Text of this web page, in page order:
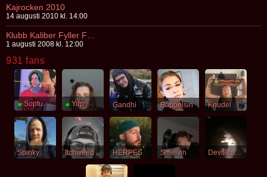
Kajrocken 2010
14 augusti 2010 kl. 14:00
1 augusti 2008 kl. 12:00
931 fans
●Soptunnekatt ● Yup Gandhi Bappelsin Knudel
Spinky Itchweed HERPES Smelvin Devilsblood